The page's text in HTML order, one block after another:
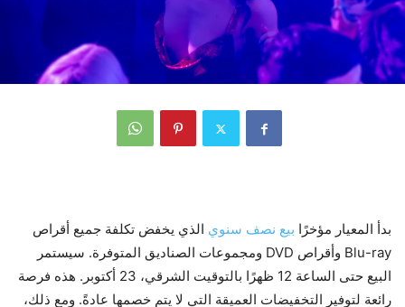
بدأ المعيار مؤخرًا بيع نصف سنوي الذي يخفض تكلفة جميع أقراص
Blu-ray وأقراص DVD ومجموعات الصناديق المتوفرة. سيستمر
البيع حتى الساعة 12 ظهرًا بالتوقيت الشرقي، 23 أكتوبر. هذه فرصة
رائعة لتوفير التخفيضات العميقة التي لا يتم خصمها عادةً. ومع ذلك،